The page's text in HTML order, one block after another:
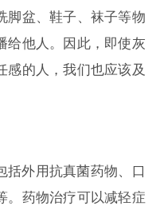
脚盆、鞋子、袜子等物
给他人。因此，即使灰
感的人，我们也应该及
括外用抗真菌药物、口
。药物治疗可以减轻症